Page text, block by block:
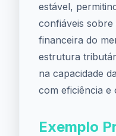
estável,
confiáveis sobre
financeira do
estrutura
na capacidade
com eficiência e
Exemplo